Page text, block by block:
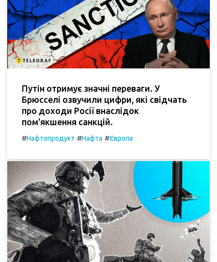
Путін отримує значні переваги. У
Брюсселі озвучили цифри, які свідчать
про доходи Росії внаслідок
пом'якшення санкцій.
#Нафтопродукт #Нафта #Європа